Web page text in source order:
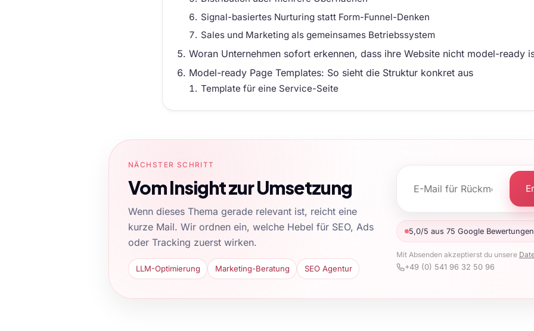
Signal-basiertes Nurturing statt Form-Funnel-Denken
Sales und Marketing als gemeinsames Betriebssystem
Woran Unternehmen sofort erkennen, dass ihre Website nicht model-ready
Model-ready Page Templates: So sieht die Struktur konkret aus
Template für eine Service-Seite
NÄCHSTER SCHRITT
Vom Insight zur Umsetzung
Wenn dieses Thema gerade relevant ist, reicht eine
kurze Mail. Wir ordnen ein, welche Hebel für SEO, Ads
oder Tracking zuerst wirken.
LLM-Optimierung Marketing-Beratung SEO Agentur
5,0/5 aus 75 Google Bewertungen
Mit Absenden akzeptierst du unsere
+49 (0) 541 96 32 50 96